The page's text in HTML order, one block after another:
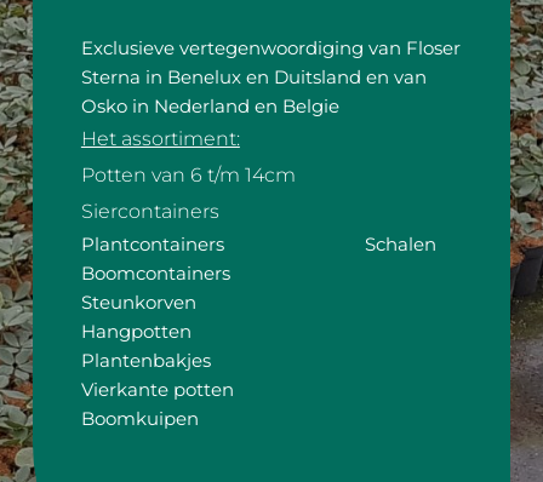
Exclusieve vertegenwoordiging van Floser
Sterna in Benelux en Duitsland en van
Osko in Nederland en Belgie
Het assortiment:
Potten van 6 t/m 14cm
Siercontainers
Plantcontainers                             Schalen
Boomcontainers
Steunkorven
Hangpotten
Plantenbakjes
Vierkante potten
Boomkuipen